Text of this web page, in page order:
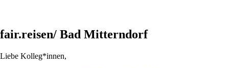
fair.reisen/ Bad Mitterndorf
Liebe Kolleg*innen,